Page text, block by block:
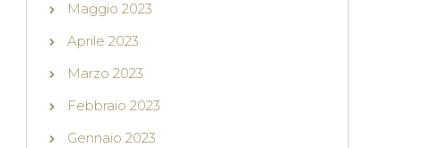
Maggio 2023
Aprile 2023
Marzo 2023
Febbraio 2023
Gennaio 2023